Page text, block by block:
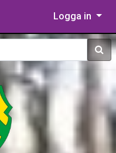
Logga in
Sök